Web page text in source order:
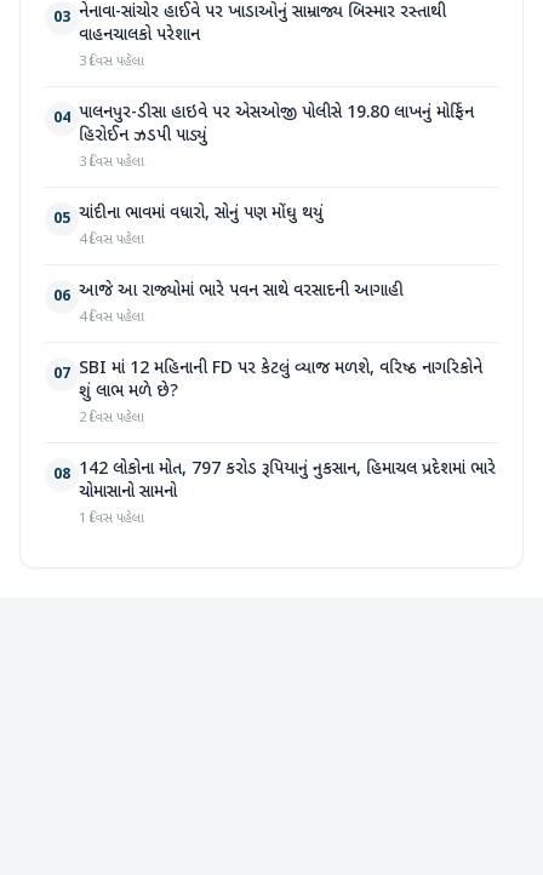
03 નેનાવા-સાંચોર હાઈવે પર ખાડાઓનું સામ્રાજ્ય બિસ્માર રસ્તાથી
વાહનચાલકો પરેશાન
3 દિવસ પહેલા
04 પાલનપુર-ડીસા હાઇવે પર એસઓજી પોલીસે 19.80 લાખનું મોર્ફિન
હિરોઈન ઝડપી પાડ્યું
3 દિવસ પહેલા
05 ચાંદીના ભાવમાં વધારો, સોનું પણ મોંઘુ થયું
4 દિવસ પહેલા
06 આજે આ રાજ્યોમાં ભારે પવન સાથે વરસાદની આગાહી
4 દિવસ પહેલા
07 SBI માં 12 મહિનાની FD પર કેટલું વ્યાજ મળશે, વરિષ્ઠ નાગરિકોને
શું લાભ મળે છે?
2 દિવસ પહેલા
08 142 લોકોના મોત, 797 કરોડ રૂપિયાનું નુકસાન, હિમાચલ પ્રદેશમાં ભારે
ચોમાસાનો સામનો
1 દિવસ પહેલા